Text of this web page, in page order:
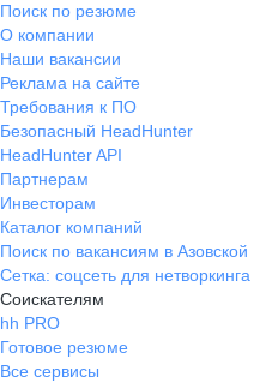
Поиск по резюме
О компании
Наши вакансии
Реклама на сайте
Требования к ПО
Безопасный HeadHunter
HeadHunter API
Партнерам
Инвесторам
Каталог компаний
Поиск по вакансиям в Азовской
Сетка: соцсеть для нетворкинга
Соискателям
hh PRO
Готовое резюме
Все сервисы